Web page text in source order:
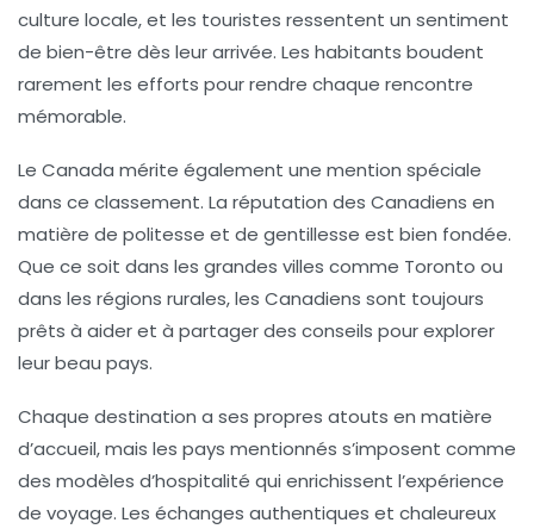
culture locale, et les touristes ressentent un sentiment
de bien-être dès leur arrivée. Les habitants boudent
rarement les efforts pour rendre chaque rencontre
mémorable.
Le Canada mérite également une mention spéciale
dans ce classement. La réputation des Canadiens en
matière de politesse et de gentillesse est bien fondée.
Que ce soit dans les grandes villes comme Toronto ou
dans les régions rurales, les Canadiens sont toujours
prêts à aider et à partager des conseils pour explorer
leur beau pays.
Chaque destination a ses propres atouts en matière
d’accueil, mais les pays mentionnés s’imposent comme
des modèles d’hospitalité qui enrichissent l’expérience
de voyage. Les échanges authentiques et chaleureux